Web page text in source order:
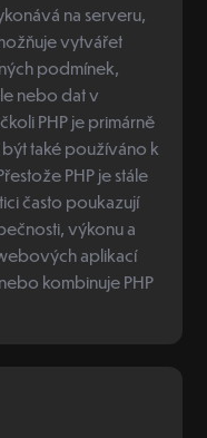
na serveru,
vytvářet
podmínek,
nebo dat v
PHP je primárně
také používáno k
PHP je stále
často poukazují
výkonu a
aplikací
kombinuje PHP